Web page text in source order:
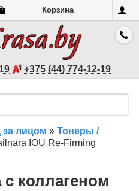
Корзина
+375 (44) 774-12-19
за лицом » Тонеры /
IOU Re-Firming
коллагеном